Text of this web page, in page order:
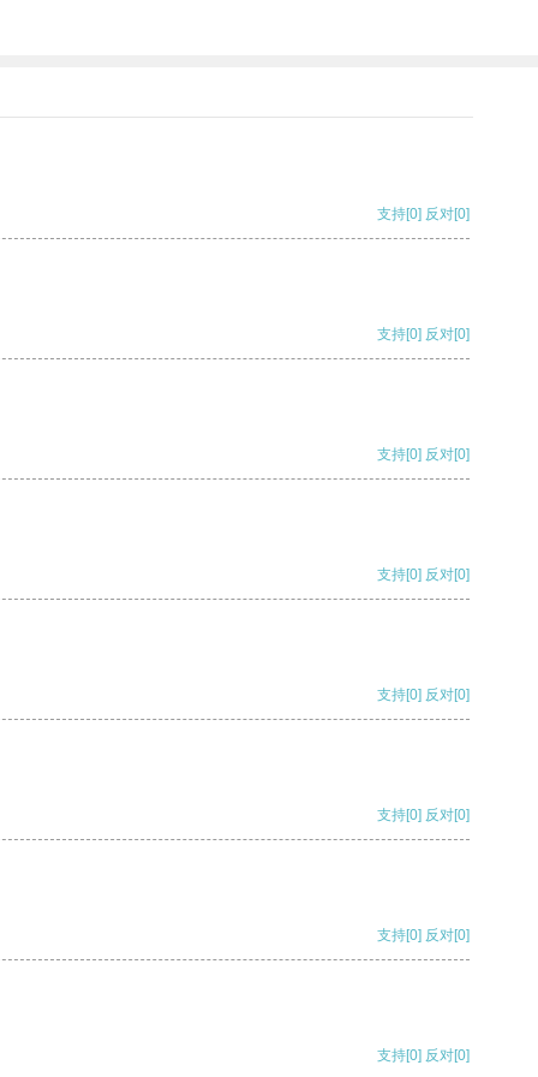
支持[0] 反对[0]
支持[0] 反对[0]
支持[0] 反对[0]
支持[0] 反对[0]
支持[0] 反对[0]
支持[0] 反对[0]
支持[0] 反对[0]
支持[0] 反对[0]